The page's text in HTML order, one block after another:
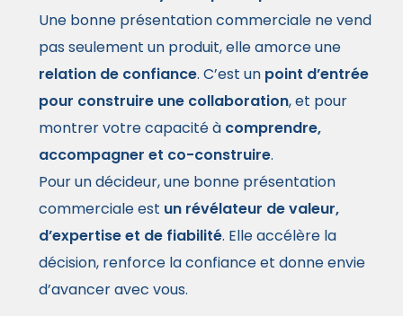
Une bonne présentation commerciale ne vend
pas seulement un produit, elle amorce une
relation de confiance. C’est un point d’entrée
pour construire une collaboration, et pour
montrer votre capacité à comprendre,
accompagner et co-construire.
Pour un décideur, une bonne présentation
commerciale est un révélateur de valeur,
d’expertise et de fiabilité. Elle accélère la
décision, renforce la confiance et donne envie
d’avancer avec vous.